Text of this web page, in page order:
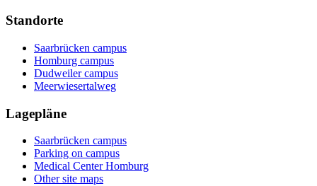
Standorte
Saarbrücken campus
Homburg campus
Dudweiler campus
Meerwiesertalweg
Lagepläne
Saarbrücken campus
Parking on campus
Medical Center Homburg
Other site maps